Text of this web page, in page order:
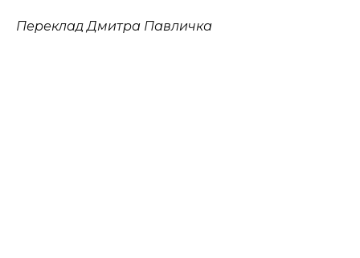
Переклад Дмитра Павличка